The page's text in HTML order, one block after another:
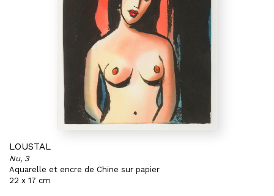
LOUSTAL
Nu, 3
Aquarelle et encre de Chine sur papier
22 x 17 cm